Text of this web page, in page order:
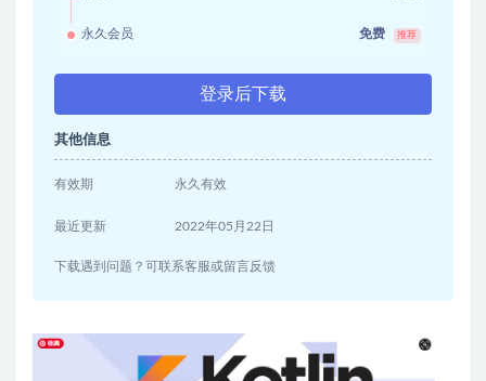
永久会员 免费 推荐
登录后下载
其他信息
有效期 永久有效
最近更新 2022年05月22日
下载遇到问题？可联系客服或留言反馈